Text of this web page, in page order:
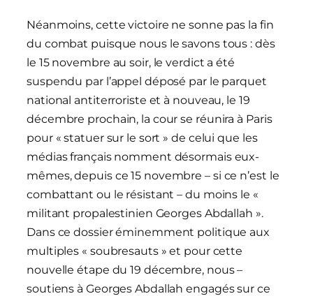
Néanmoins, cette victoire ne sonne pas la fin
du combat puisque nous le savons tous : dès
le 15 novembre au soir, le verdict a été
suspendu par l’appel déposé par le parquet
national antiterroriste et à nouveau, le 19
décembre prochain, la cour se réunira à Paris
pour « statuer sur le sort » de celui que les
médias français nomment désormais eux-
mêmes, depuis ce 15 novembre – si ce n’est le
combattant ou le résistant – du moins le «
militant propalestinien Georges Abdallah ».
Dans ce dossier éminemment politique aux
multiples « soubresauts » et pour cette
nouvelle étape du 19 décembre, nous –
soutiens à Georges Abdallah engagés sur ce